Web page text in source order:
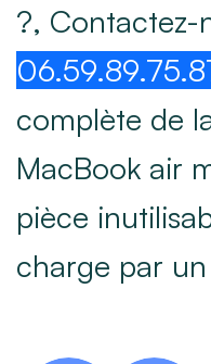
?, Contactez-
complète de
MacBook air
pièce
charge par